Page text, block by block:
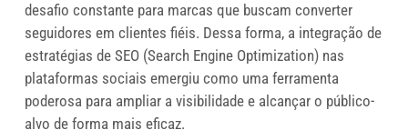
desafio constante para marcas que buscam converter
seguidores em clientes fiéis. Dessa forma, a integração de
estratégias de SEO (Search Engine Optimization) nas
plataformas sociais emergiu como uma ferramenta
poderosa para ampliar a visibilidade e alcançar o público-
alvo de forma mais eficaz.